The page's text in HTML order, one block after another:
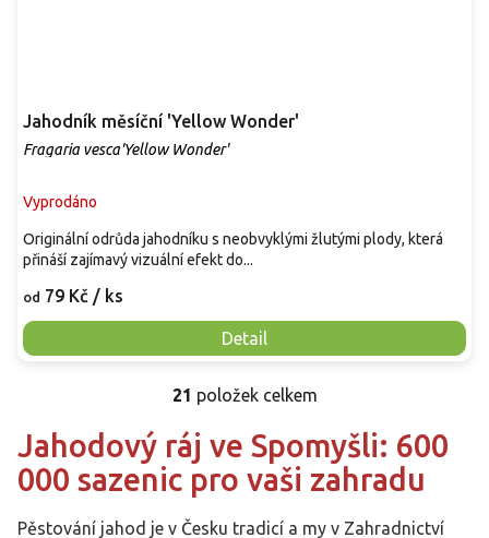
Jahodník měsíční 'Yellow Wonder'
Fragaria vesca'Yellow Wonder'
Vyprodáno
od 79 Kč / ks
Detail
Originální odrůda jahodníku s neobvyklými žlutými plody, která
přináší zajímavý vizuální efekt do...
O
d
c
21 položek celkem
Jahodový ráj ve Spomyšli: 600
000 sazenic pro vaši zahradu
Pěstování jahod je v Česku tradicí a my v Zahradnictví